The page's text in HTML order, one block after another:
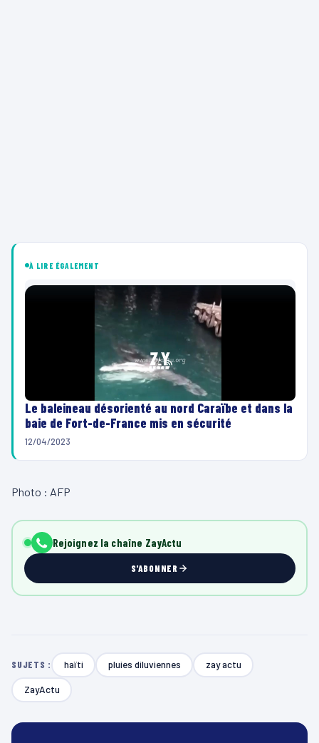
À LIRE ÉGALEMENT
Le baleineau désorienté au nord Caraïbe et dans la
baie de Fort-de-France mis en sécurité
12/04/2023
Photo : AFP
Rejoignez la chaîne ZayActu
S'ABONNER
SUJETS : haïti pluies diluviennes zay actu
ZayActu